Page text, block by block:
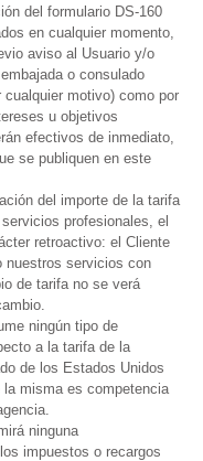
del formulario DS-160
en cualquier momento,
aviso al Usuario y/o
o consulado
cualquier motivo) como por
u objetivos
efectivos de inmediato,
se publiquen en este
del importe de la tarifa
profesionales, el
retroactivo: el Cliente
nuestros servicios con
de tarifa no se verá
ningún tipo de
a la tarifa de la
de los Estados Unidos
misma es competencia
ninguna
impuestos o recargos